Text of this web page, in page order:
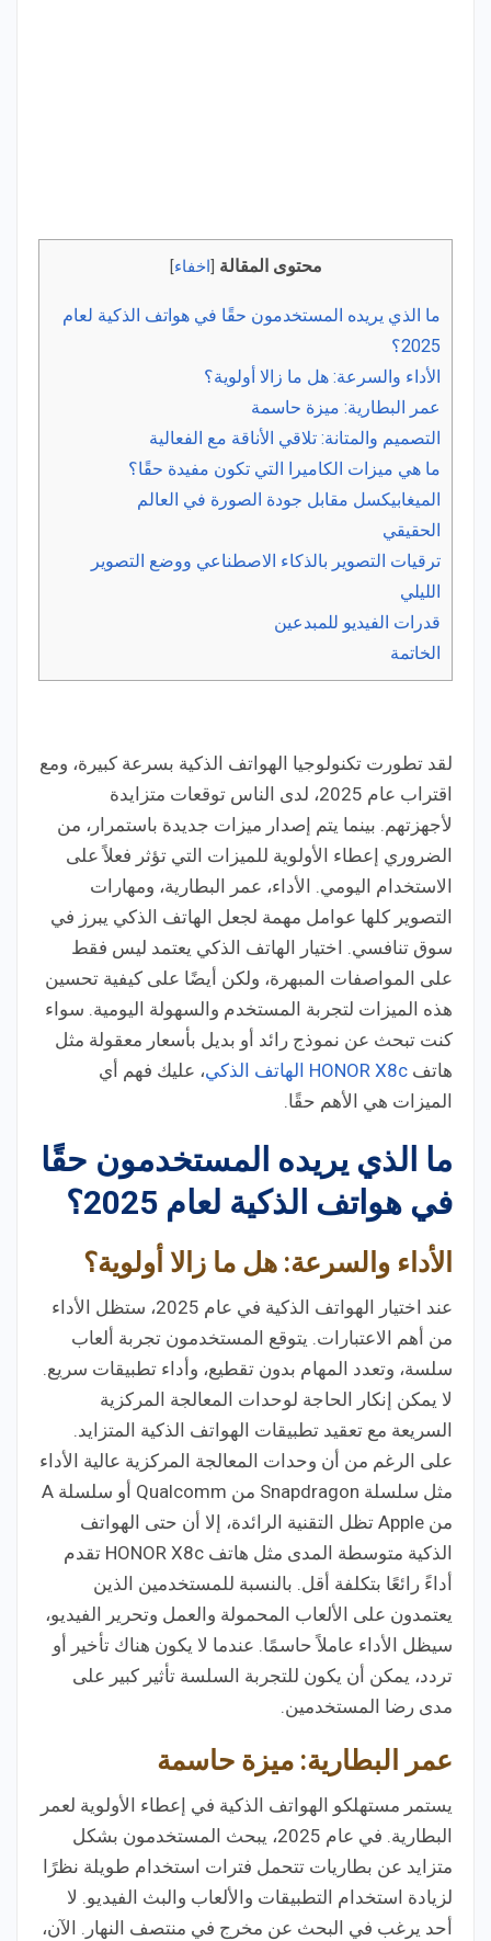
محتوى المقالة اخفاء
ما الذي يريده المستخدمون حقًا في هواتف الذكية لعام
2025؟
الأداء والسرعة: هل ما زالا أولوية؟
عمر البطارية: ميزة حاسمة
التصميم والمتانة: تلاقي الأناقة مع الفعالية
ما هي ميزات الكاميرا التي تكون مفيدة حقًا؟
الميغابيكسل مقابل جودة الصورة في العالم
الحقيقي
ترقيات التصوير بالذكاء الاصطناعي ووضع التصوير
الليلي
قدرات الفيديو للمبدعين
الخاتمة
لقد تطورت تكنولوجيا الهواتف الذكية بسرعة كبيرة، ومع
اقتراب عام 2025، لدى الناس توقعات متزايدة
لأجهزتهم. بينما يتم إصدار ميزات جديدة باستمرار، من
الضروري إعطاء الأولوية للميزات التي تؤثر فعلاً على
الاستخدام اليومي. الأداء، عمر البطارية، ومهارات
التصوير كلها عوامل مهمة لجعل الهاتف الذكي يبرز في
سوق تنافسي. اختيار الهاتف الذكي يعتمد ليس فقط
على المواصفات المبهرة، ولكن أيضًا على كيفية تحسين
هذه الميزات لتجربة المستخدم والسهولة اليومية. سواء
كنت تبحث عن نموذج رائد أو بديل بأسعار معقولة مثل
هاتف HONOR X8c الهاتف الذكي
، عليك فهم أي
الميزات هي الأهم حقًا.
ما الذي يريده المستخدمون حقًا
في هواتف الذكية لعام 2025؟
الأداء والسرعة: هل ما زالا أولوية؟
عند اختيار الهواتف الذكية في عام 2025، ستظل الأداء
من أهم الاعتبارات. يتوقع المستخدمون تجربة ألعاب
سلسة، وتعدد المهام بدون تقطيع، وأداء تطبيقات سريع.
لا يمكن إنكار الحاجة لوحدات المعالجة المركزية
السريعة مع تعقيد تطبيقات الهواتف الذكية المتزايد.
على الرغم من أن وحدات المعالجة المركزية عالية الأداء
مثل سلسلة Snapdragon من Qualcomm أو سلسلة A
من Apple تظل التقنية الرائدة، إلا أن حتى الهواتف
الذكية متوسطة المدى مثل هاتف HONOR X8c تقدم
أداءً رائعًا بتكلفة أقل. بالنسبة للمستخدمين الذين
يعتمدون على الألعاب المحمولة والعمل وتحرير الفيديو،
سيظل الأداء عاملاً حاسمًا. عندما لا يكون هناك تأخير أو
تردد، يمكن أن يكون للتجربة السلسة تأثير كبير على
مدى رضا المستخدمين.
عمر البطارية: ميزة حاسمة
يستمر مستهلكو الهواتف الذكية في إعطاء الأولوية لعمر
البطارية. في عام 2025، يبحث المستخدمون بشكل
متزايد عن بطاريات تتحمل فترات استخدام طويلة نظرًا
لزيادة استخدام التطبيقات والألعاب والبث الفيديو. لا
أحد يرغب في البحث عن مخرج في منتصف النهار. الآن،